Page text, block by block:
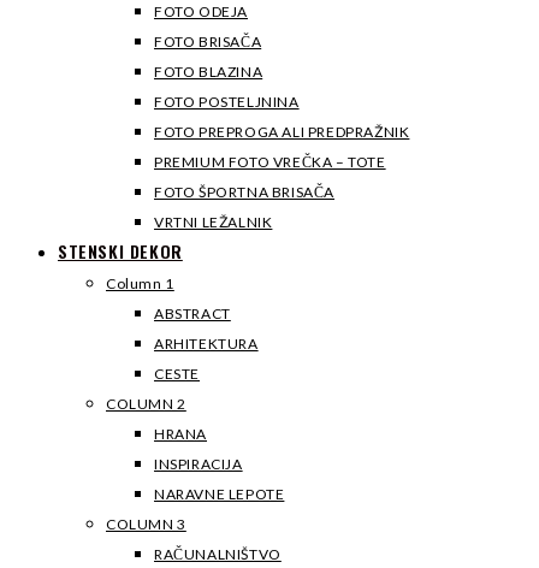
FOTO ODEJA
FOTO BRISAČA
FOTO BLAZINA
FOTO POSTELJNINA
FOTO PREPROGA ALI PREDPRAŽNIK
PREMIUM FOTO VREČKA – TOTE
FOTO ŠPORTNA BRISAČA
VRTNI LEŽALNIK
STENSKI DEKOR
Column 1
ABSTRACT
ARHITEKTURA
CESTE
COLUMN 2
HRANA
INSPIRACIJA
NARAVNE LEPOTE
COLUMN 3
RAČUNALNIŠTVO